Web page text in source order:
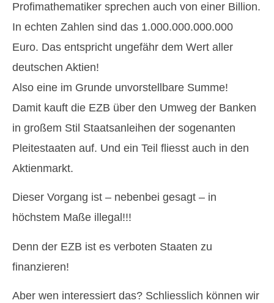
Profimathematiker sprechen auch von einer Billion.
In echten Zahlen sind das 1.000.000.000.000
Euro. Das entspricht ungefähr dem Wert aller
deutschen Aktien!
Also eine im Grunde unvorstellbare Summe!
Damit kauft die EZB über den Umweg der Banken
in großem Stil Staatsanleihen der sogenanten
Pleitestaaten auf. Und ein Teil fliesst auch in den
Aktienmarkt.
Dieser Vorgang ist – nebenbei gesagt – in
höchstem Maße illegal!!!
Denn der EZB ist es verboten Staaten zu
finanzieren!
Aber wen interessiert das? Schliesslich können wir